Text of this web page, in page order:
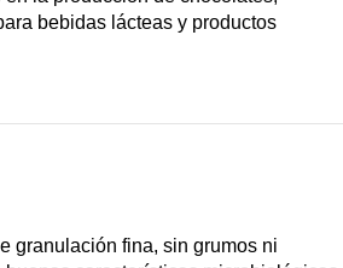
bebidas lácteas y productos
granulación fina, sin grumos ni